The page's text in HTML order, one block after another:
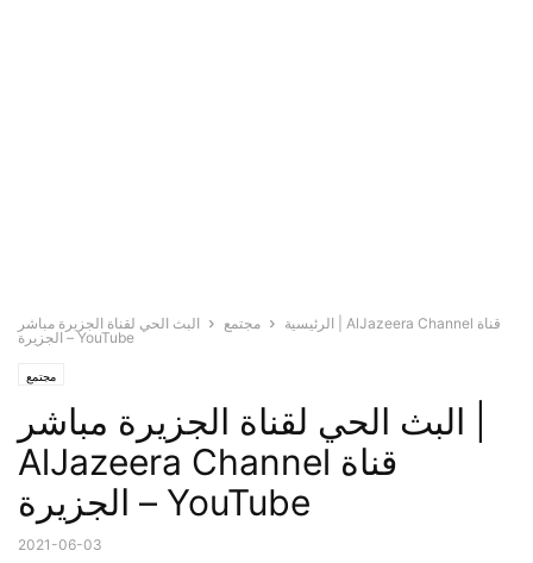
الرئيسية مجتمع
البث الحي لقناة الجزيرة مباشر | AlJazeera Channel قناة
الجزيرة – YouTube
مجتمع
البث الحي لقناة الجزيرة مباشر |
AlJazeera Channel قناة
الجزيرة – YouTube
2021-06-03